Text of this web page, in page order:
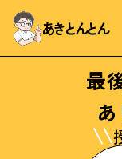
あきとんとん
最